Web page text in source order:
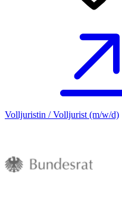
Volljuristin / Volljurist (m/w/d)